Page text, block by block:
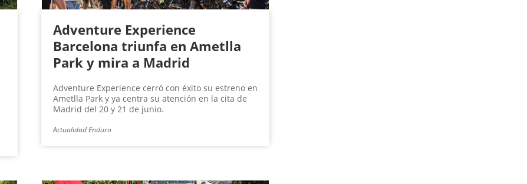
Adventure Experience
Barcelona triunfa en Ametlla
Park y mira a Madrid
Adventure Experience cerró con éxito su estreno en
Ametlla Park y ya centra su atención en la cita de
Madrid del 20 y 21 de junio.
Actualidad Enduro